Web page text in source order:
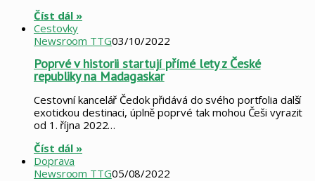
Číst dál »
Cestovky
Newsroom TTG03/10/2022
Poprvé v historii startují přímé lety z České
republiky na Madagaskar
Cestovní kancelář Čedok přidává do svého portfolia další
exotickou destinaci, úplně poprvé tak mohou Češi vyrazit
od 1. října 2022…
Číst dál »
Doprava
Newsroom TTG05/08/2022